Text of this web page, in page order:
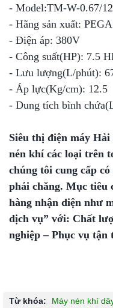
- Model:TM-W-0.67/
- Hãng sản xuất:
- Điện áp: 380V
- Công suất(HP): 7.5
- Lưu lượng(L/phút):
- Áp lực(Kg/cm): 12.5
- Dung tích bình
Siêu thị điện máy
nén khí các loại trên
chúng tôi cung cấp
phải chăng. Mục tiêu
hàng nhận diện như
dịch vụ” với: Chất
nghiệp – Phục vụ tận
Từ khóa: Máy nén khí